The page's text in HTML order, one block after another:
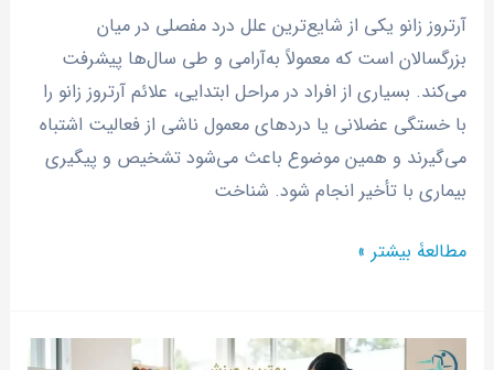
آرتروز زانو یکی از شایع‌ترین علل درد مفصلی در میان
بزرگسالان است که معمولاً به‌آرامی و طی سال‌ها پیشرفت
می‌کند. بسیاری از افراد در مراحل ابتدایی، علائم آرتروز زانو را
با خستگی عضلانی یا دردهای معمول ناشی از فعالیت اشتباه
می‌گیرند و همین موضوع باعث می‌شود تشخیص و پیگیری
بیماری با تأخیر انجام شود. شناخت
مطالعۀ بیشتر »
بهترین